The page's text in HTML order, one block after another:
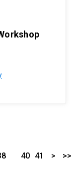
40 41 > >>